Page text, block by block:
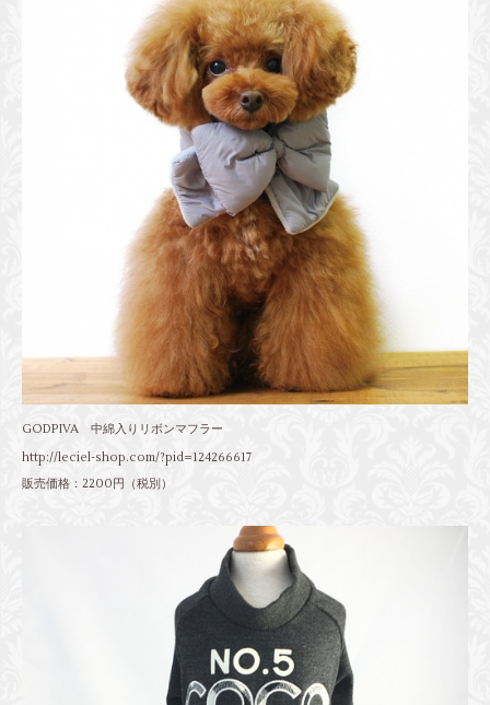
GODPIVA 中綿入りリボンマフラー
http://leciel-shop.com/?pid=124266617
販売価格：2200円（税別）